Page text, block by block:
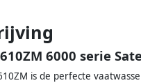
6000 serie
is de perfecte